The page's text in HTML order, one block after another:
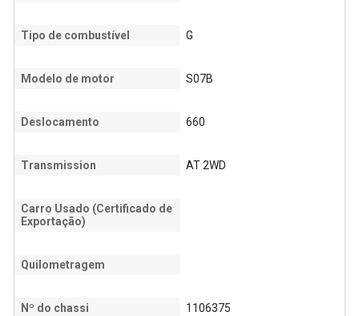
Tipo de combustível G
Modelo de motor S07B
Deslocamento 660
Transmission AT 2WD
Carro Usado (Certificado de
Exportação)
Quilometragem
Nº do chassi 1106375